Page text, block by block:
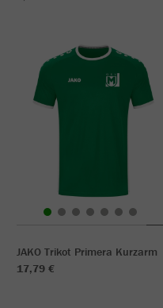
JAKO Trikot Primera Kurzarm
17,79 €